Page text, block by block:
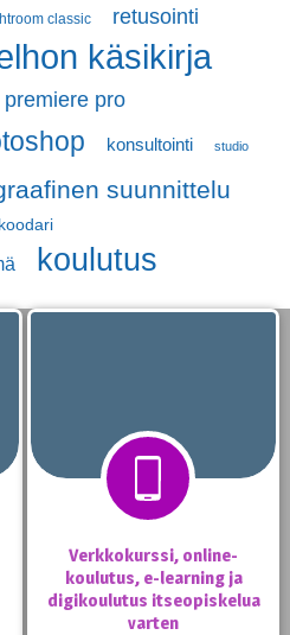
classic retusointi
käsikirja
premiere pro
konsultointi studio
suunnittelu
koodari
koulutus
Verkkokurssi, online-
koulutus, e-learning ja
digikoulutus itseopiskelua
varten